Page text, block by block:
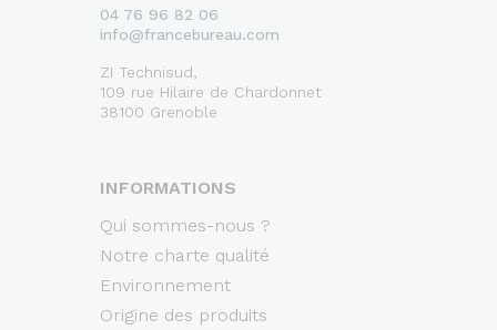
04 76 96 82 06
info@francebureau.com
ZI Technisud,
109 rue Hilaire de Chardonnet
38100 Grenoble
INFORMATIONS
Qui sommes-nous ?
Notre charte qualité
Environnement
Origine des produits